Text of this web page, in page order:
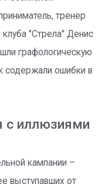
тренер
"Стрела" Денис
графологическую
содержали ошибки в
с иллюзиями
кампании –
выступавших от